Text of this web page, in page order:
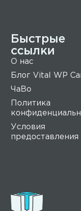
Быстрые
ссылки
О нас
Блог Vital WP
ЧаВо
Политика
Условия
предоставления